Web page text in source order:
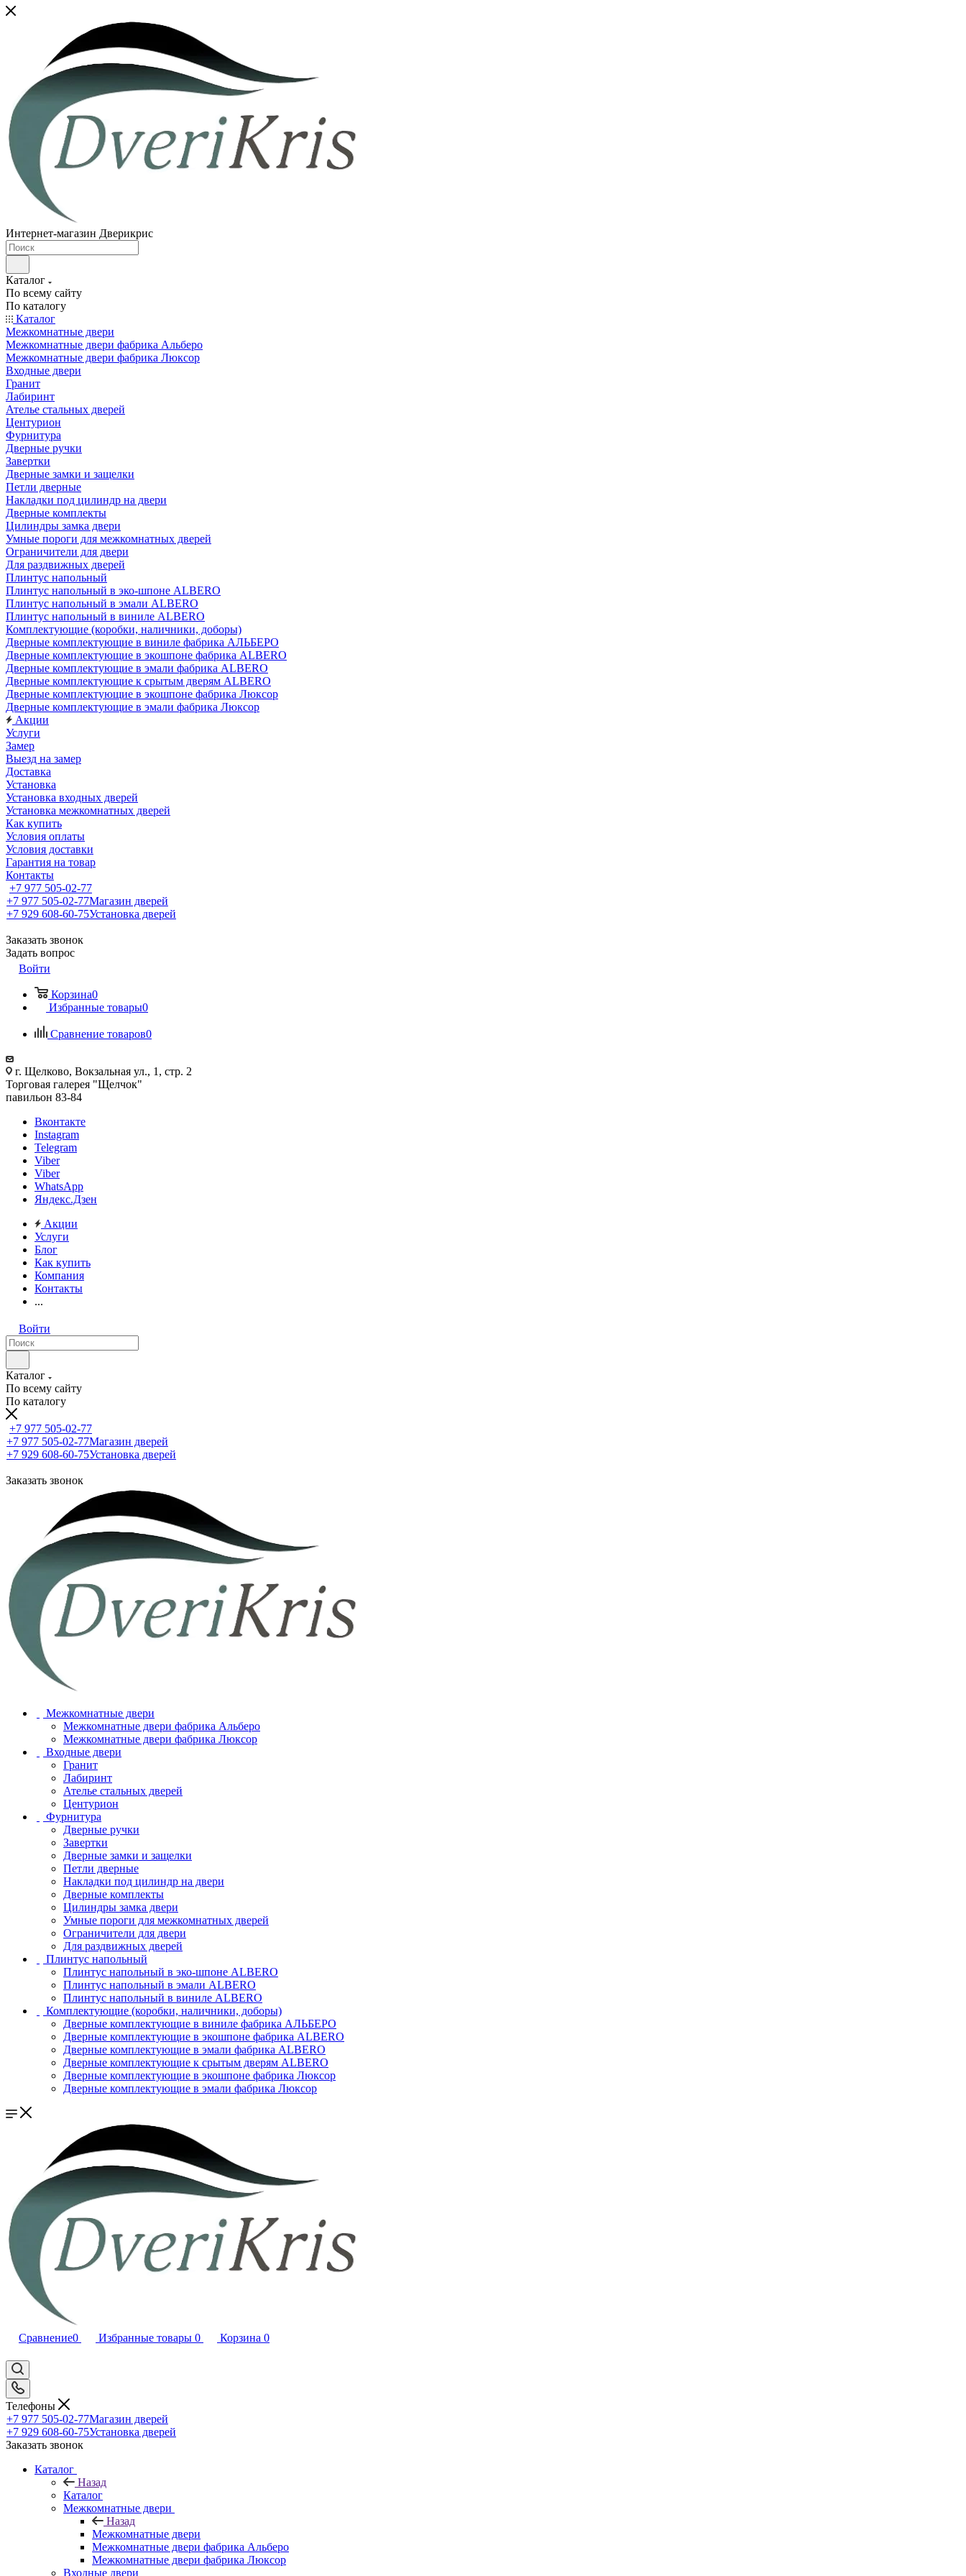
Интернет-магазин Дверикрис
Каталог
По всему сайту
По каталогу
Каталог
Межкомнатные двери
Межкомнатные двери фабрика Альберо
Межкомнатные двери фабрика Люксор
Входные двери
Гранит
Лабиринт
Ателье стальных дверей
Центурион
Фурнитура
Дверные ручки
Завертки
Дверные замки и защелки
Петли дверные
Накладки под цилиндр на двери
Дверные комплекты
Цилиндры замка двери
Умные пороги для межкомнатных дверей
Ограничители для двери
Для раздвижных дверей
Плинтус напольный
Плинтус напольный в эко-шпоне ALBERO
Плинтус напольный в эмали ALBERO
Плинтус напольный в виниле ALBERO
Комплектующие (коробки, наличники, доборы)
Дверные комплектующие в виниле фабрика АЛЬБЕРО
Дверные комплектующие в экошпоне фабрика ALBERO
Дверные комплектующие в эмали фабрика ALBERO
Дверные комплектующие к срытым дверям ALBERO
Дверные комплектующие в экошпоне фабрика Люксор
Дверные комплектующие в эмали фабрика Люксор
Акции
Услуги
Замер
Выезд на замер
Доставка
Установка
Установка входных дверей
Установка межкомнатных дверей
Как купить
Условия оплаты
Условия доставки
Гарантия на товар
Контакты
+7 977 505-02-77
+7 977 505-02-77Магазин дверей
+7 929 608-60-75Установка дверей
Заказать звонок
Задать вопрос
Войти
Корзина0
Избранные товары0
Сравнение товаров0
г. Щелково, Вокзальная ул., 1, стр. 2
Торговая галерея "Щелчок"
павильон 83-84
Вконтакте
Instagram
Telegram
Viber
Viber
WhatsApp
Яндекс.Дзен
Акции
Услуги
Блог
Как купить
Компания
Контакты
...
Войти
Каталог
По всему сайту
По каталогу
+7 977 505-02-77
+7 977 505-02-77Магазин дверей
+7 929 608-60-75Установка дверей
Заказать звонок
Межкомнатные двери
Межкомнатные двери фабрика Альберо
Межкомнатные двери фабрика Люксор
Входные двери
Гранит
Лабиринт
Ателье стальных дверей
Центурион
Фурнитура
Дверные ручки
Завертки
Дверные замки и защелки
Петли дверные
Накладки под цилиндр на двери
Дверные комплекты
Цилиндры замка двери
Умные пороги для межкомнатных дверей
Ограничители для двери
Для раздвижных дверей
Плинтус напольный
Плинтус напольный в эко-шпоне ALBERO
Плинтус напольный в эмали ALBERO
Плинтус напольный в виниле ALBERO
Комплектующие (коробки, наличники, доборы)
Дверные комплектующие в виниле фабрика АЛЬБЕРО
Дверные комплектующие в экошпоне фабрика ALBERO
Дверные комплектующие в эмали фабрика ALBERO
Дверные комплектующие к срытым дверям ALBERO
Дверные комплектующие в экошпоне фабрика Люксор
Дверные комплектующие в эмали фабрика Люксор
Сравнение0 Избранные товары 0 Корзина 0
Телефоны
+7 977 505-02-77Магазин дверей
+7 929 608-60-75Установка дверей
Заказать звонок
Каталог
Назад
Каталог
Межкомнатные двери
Назад
Межкомнатные двери
Межкомнатные двери фабрика Альберо
Межкомнатные двери фабрика Люксор
Входные двери